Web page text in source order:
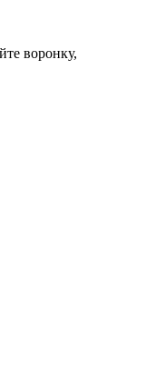
воронку,